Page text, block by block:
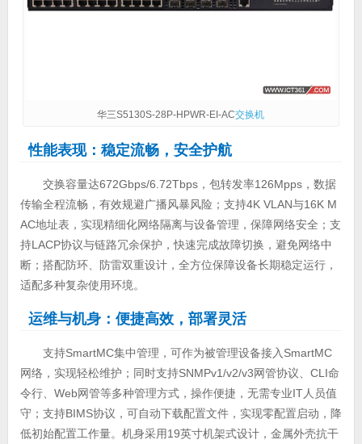
华三S5130S-28P-HPWR-EI-AC交换机
性能表现：稳定流畅，安全护航
交换容量达672Gbps/6.72Tbps，包转发率126Mpps，数据
传输全程流畅，有效规避广播风暴风险；支持4K VLAN与16K M
AC地址表，实现精细化网络隔离与设备管理，保障网络安全；支
持LACP协议与链路冗余保护，快速完成故障切换，避免网络中
断；搭配防环、防雷双重设计，全方位保障设备长期稳定运行，
适配多种复杂使用环境。
运维与机身：便捷高效，部署灵活
支持SmartMC集中管理，可作为被管理设备接入SmartMC
网络，实现轻松维护；同时支持SNMPv1/v2/v3网管协议、CLI命
令行、Web网管等多种管理方式，操作便捷，无需专业IT人员值
守；支持BIMS协议，可自动下载配置文件，实现零配置启动，降
低初始配置工作量。机身采用19英寸机架式设计，金属外壳抗干